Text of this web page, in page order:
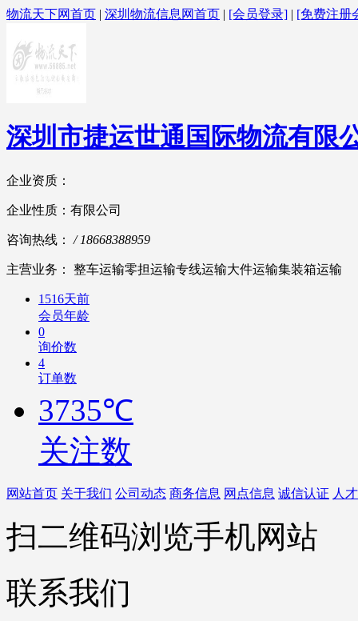
物流天下网首页 | 深圳物流信息网首页 | [会员登录] | [免费注册
深圳市捷运世通国际物流有限
企业资质：
企业性质：有限公司
咨询热线： / 18668388959
主营业务： 整车运输零担运输专线运输大件运输集装箱运输
1516天前
会员年龄
0
询价数
4
订单数
3735℃
关注数
网站首页 关于我们 公司动态 商务信息 网点信息 诚信认证 人
扫二维码浏览手机网站
联系我们